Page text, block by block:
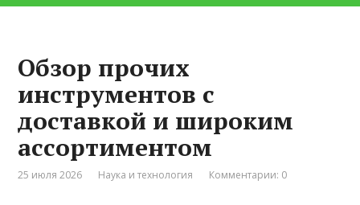
Обзор прочих
инструментов с
доставкой и широким
ассортиментом
25 июля 2026 Наука и технология Комментарии: 0